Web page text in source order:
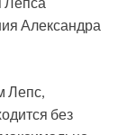
Александра
Лепс,
без